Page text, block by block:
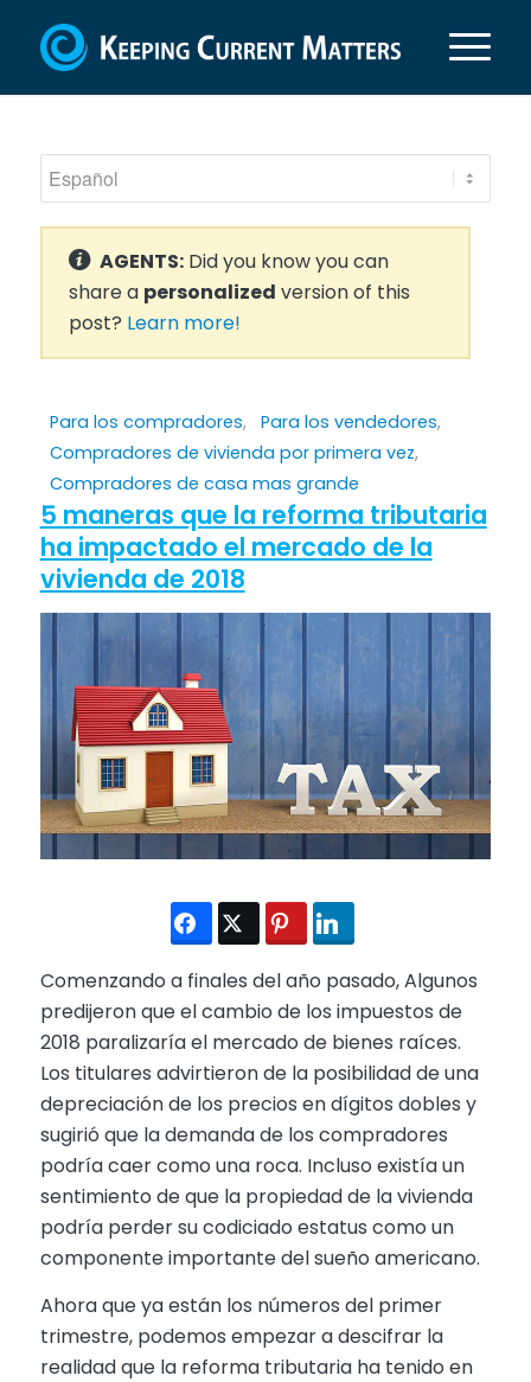
AGENTS:Did you know you can
share a personalized version of this
post? Learn more!
Para los compradores, Para los vendedores,
Compradores de vivienda por primera vez,
Compradores de casa mas grande
5 maneras que la reforma tributaria
ha impactado el mercado de la
vivienda de 2018
Comenzando a finales del año pasado, Algunos
predijeron que el cambio de los impuestos de
2018 paralizaría el mercado de bienes raíces.
Los titulares advirtieron de la posibilidad de una
depreciación de los precios en dígitos dobles y
sugirió que la demanda de los compradores
podría caer como una roca. Incluso existía un
sentimiento de que la propiedad de la vivienda
podría perder su codiciado estatus como un
componente importante del sueño americano.
Ahora que ya están los números del primer
trimestre, podemos empezar a descifrar la
realidad que la reforma tributaria ha tenido en